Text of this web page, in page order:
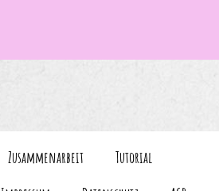
Zusammenarbeit
Tutorial